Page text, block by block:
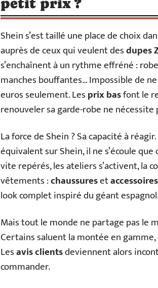
Shein s’est taillé une place de choix
auprès de ceux qui veulent desdupes
s’enchaînent à un rythme effréné :
manches bouffantes… Impossible de
euros seulement. Lesprix basfont le
renouveler sa garde-robe ne
La force de Shein ? Sa capacité à
équivalent sur Shein, il ne s’écoule
vite repérés, les ateliers s’activent, la
vêtements :chaussuresetaccessoires
look complet inspiré du géant
Mais tout le monde ne partage pas le
Certains saluent la montée en
Lesavis clientsdeviennent alors
commander.